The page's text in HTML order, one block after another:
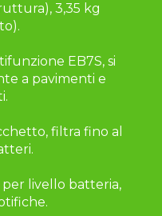
3,35 kg
EB7S, si
a pavimenti e
filtra fino al
livello batteria,